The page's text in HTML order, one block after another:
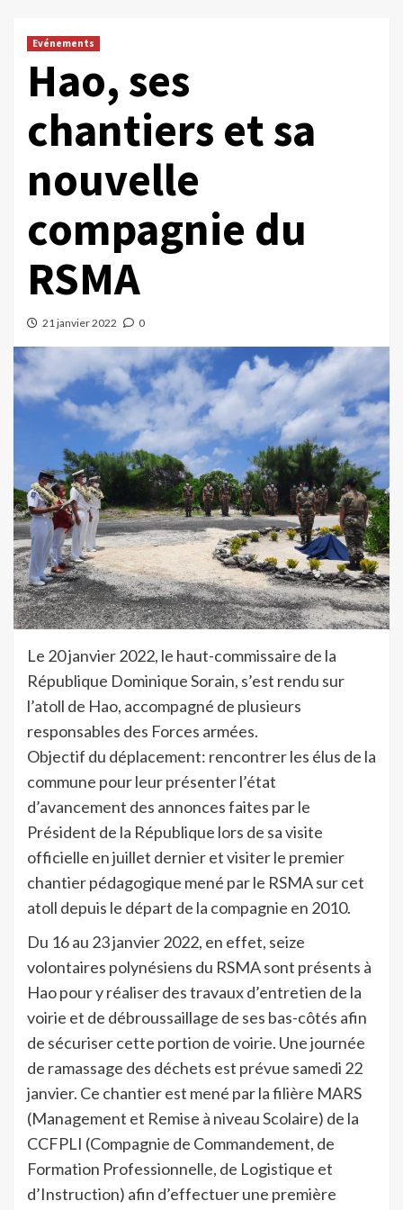
Evénements
Hao, ses
chantiers et sa
nouvelle
compagnie du
RSMA
21 janvier 2022 0
Le 20 janvier 2022, le haut-commissaire de la
République Dominique Sorain, s’est rendu sur
l’atoll de Hao, accompagné de plusieurs
responsables des Forces armées.
Objectif du déplacement: rencontrer les élus de la
commune pour leur présenter l’état
d’avancement des annonces faites par le
Président de la République lors de sa visite
officielle en juillet dernier et visiter le premier
chantier pédagogique mené par le RSMA sur cet
atoll depuis le départ de la compagnie en 2010.
Du 16 au 23 janvier 2022, en effet, seize
volontaires polynésiens du RSMA sont présents à
Hao pour y réaliser des travaux d’entretien de la
voirie et de débroussaillage de ses bas-côtés afin
de sécuriser cette portion de voirie. Une journée
de ramassage des déchets est prévue samedi 22
janvier. Ce chantier est mené par la filière MARS
(Management et Remise à niveau Scolaire) de la
CCFPLI (Compagnie de Commandement, de
Formation Professionnelle, de Logistique et
d’Instruction) afin d’effectuer une première